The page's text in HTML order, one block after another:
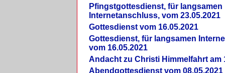
Pfingstgottesdienst, für langsamen
Internetanschluss, vom 23.05.2021
Gottesdienst vom 16.05.2021
Gottesdienst, für langsamen
vom 16.05.2021
Andacht zu Christi Himmelfahrt am
Abendgottesdienst vom 08.05.2021